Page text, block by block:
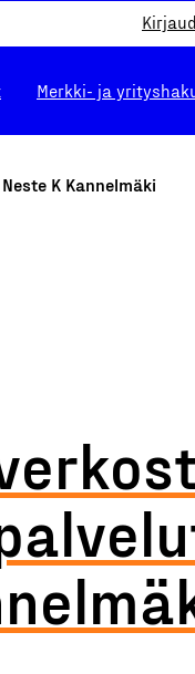
Merkki- ja
K Kannelmäki